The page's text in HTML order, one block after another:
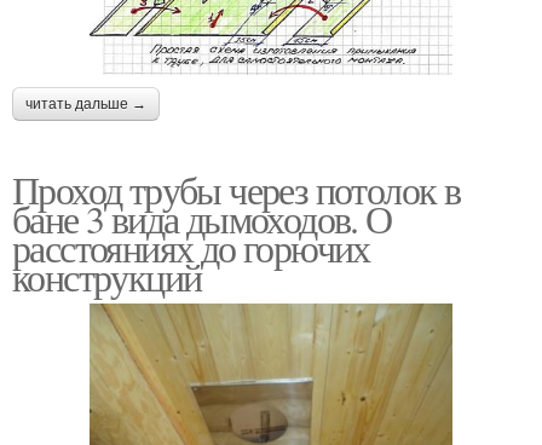
читать дальше →
Проход трубы через потолок в
бане 3 вида дымоходов. О
расстояниях до горючих
конструкций